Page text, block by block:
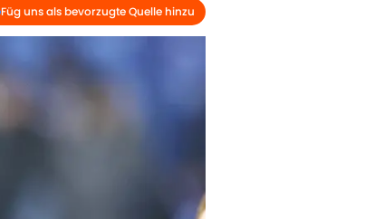
Füg uns als bevorzugte Quelle hinzu